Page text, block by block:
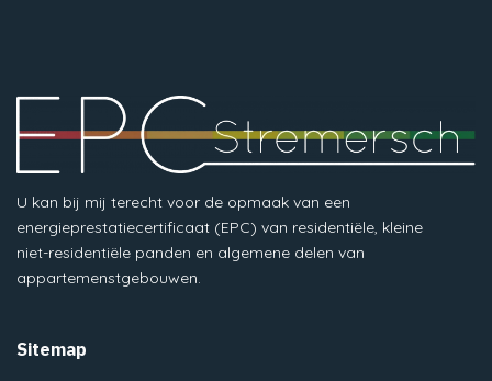
U kan bij mij terecht voor de opmaak van een
energieprestatiecertificaat (EPC) van residentiële, kleine
niet-residentiële panden en algemene delen van
appartemenstgebouwen.
Sitemap